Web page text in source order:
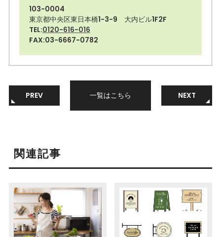
103-0004
東京都中央区東日本橋1-3-9 大内ビル1F2F
TEL:0120-616-016
FAX:03-6667-0782
PREV 一覧はこちら NEXT
関連記事